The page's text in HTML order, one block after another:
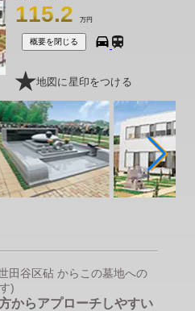
115.2 万円
概要を閉じる
地図に星印をつける
田谷区砧 からこの墓地への
)
からアプローチしやすい